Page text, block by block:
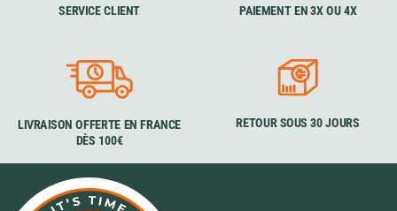
SERVICE CLIENT PAIEMENT EN 3X OU 4X
LIVRAISON OFFERTE EN FRANCE
DÈS 100€
RETOUR SOUS 30 JOURS